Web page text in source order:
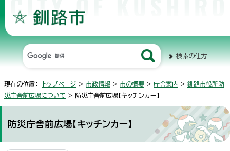
検索の仕方
現在の位置： トップページ > 市政情報 > 市の概要 > 庁舎案内 > 釧路市役所防
災庁舎前広場について > 防災庁舎前広場【キッチンカー】
防災庁舎前広場【キッチンカー】